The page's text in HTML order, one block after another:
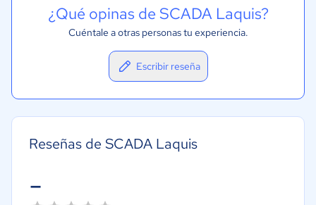
¿Qué opinas de SCADA Laquis?
Cuéntale a otras personas tu experiencia.
Escribir reseña
Reseñas de SCADA Laquis
-